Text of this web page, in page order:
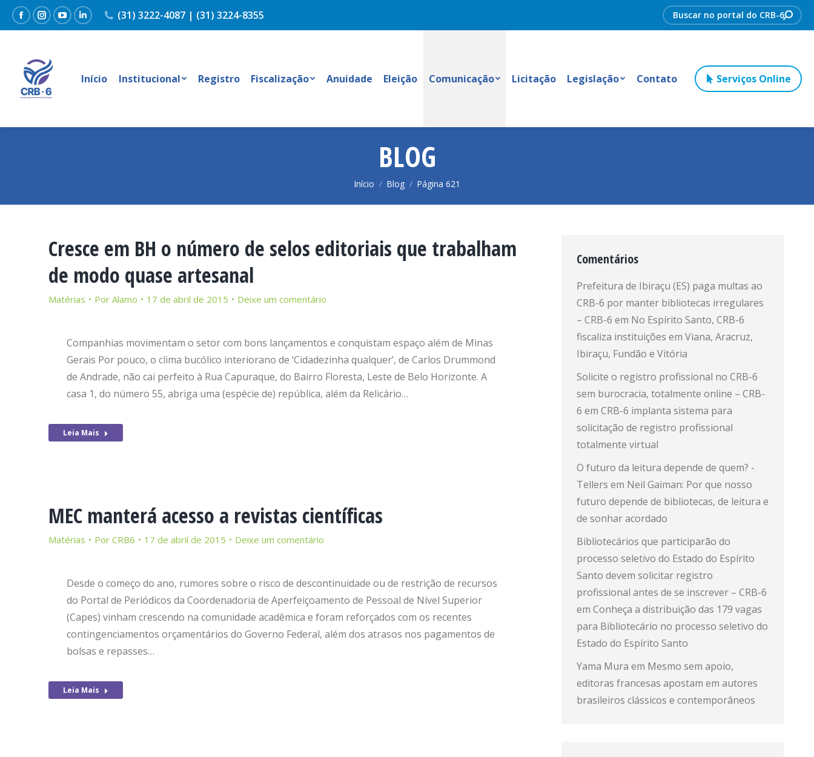
FacebookInstagram
YouTubeLinkedin
(31) 3222-4087 | (31) 3224-8355 Search:
Início Institucional Registro Fiscalização Anuidade Eleição Comunicação Licitação Legislação Contato Serviços Online
BLOG
Você está aqui:
Início Blog Página 621
Cresce em BH o número de selos editoriais que trabalham
de modo quase artesanal
Matérias Por Alamo 17 de abril de 2015 Deixe um comentário
Companhias movimentam o setor com bons lançamentos e conquistam espaço além de Minas
Gerais Por pouco, o clima bucólico interiorano de ‘Cidadezinha qualquer’, de Carlos Drummond
de Andrade, não cai perfeito à Rua Capuraque, do Bairro Floresta, Leste de Belo Horizonte. A
casa 1, do número 55, abriga uma (espécie de) república, além da Relicário…
Leia Mais
MEC manterá acesso a revistas científicas
Matérias Por CRB6 17 de abril de 2015 Deixe um comentário
Desde o começo do ano, rumores sobre o risco de descontinuidade ou de restrição de recursos
do Portal de Periódicos da Coordenadoria de Aperfeiçoamento de Pessoal de Nível Superior
(Capes) vinham crescendo na comunidade acadêmica e foram reforçados com os recentes
contingenciamentos orçamentários do Governo Federal, além dos atrasos nos pagamentos de
bolsas e repasses…
Leia Mais
Comentários
Prefeitura de Ibiraçu (ES) paga multas ao
CRB-6 por manter bibliotecas irregulares
– CRB-6 em No Espírito Santo, CRB-6
fiscaliza instituições em Viana, Aracruz,
Ibiraçu, Fundão e Vitória
Solicite o registro profissional no CRB-6
sem burocracia, totalmente online – CRB-
6 em CRB-6 implanta sistema para
solicitação de registro profissional
totalmente virtual
O futuro da leitura depende de quem? -
Tellers em Neil Gaiman: Por que nosso
futuro depende de bibliotecas, de leitura e
de sonhar acordado
Bibliotecários que participarão do
processo seletivo do Estado do Espírito
Santo devem solicitar registro
profissional antes de se inscrever – CRB-6
em Conheça a distribuição das 179 vagas
para Bibliotecário no processo seletivo do
Estado do Espírito Santo
Yama Mura em Mesmo sem apoio,
editoras francesas apostam em autores
brasileiros clássicos e contemporâneos